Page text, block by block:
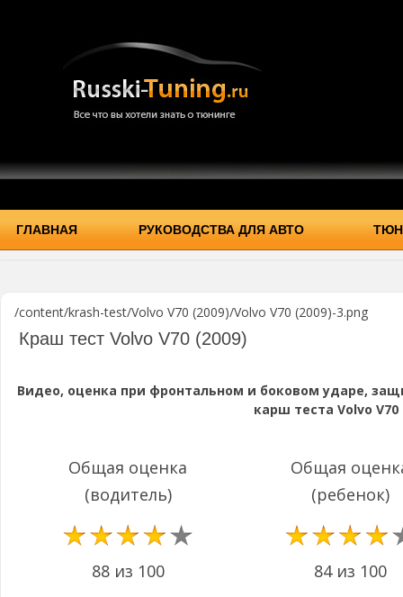
ГЛАВНАЯ РУКОВОДСТВА ДЛЯ АВТО
/content/krash-test/Volvo V70 (2009)/Volvo V70 (2009)-3.png
Краш тест Volvo V70 (2009)
Видео, оценка при фронтальном и боковом ударе,
карш теста Volvo V70
Общая оценка
(водитель)
88 из 100
Общая
(ребенок)
84 из 100